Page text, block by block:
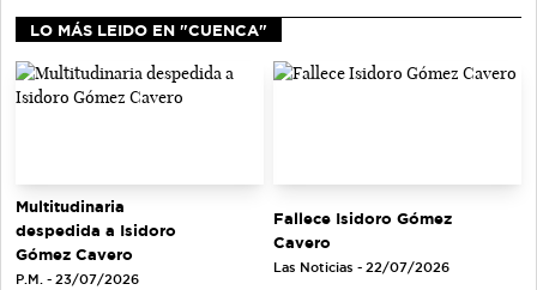
LO MÁS LEIDO EN "CUENCA"
Multitudinaria
despedida a Isidoro
Gómez Cavero
P.M. - 23/07/2026
Fallece Isidoro Gómez
Cavero
Las Noticias - 22/07/2026